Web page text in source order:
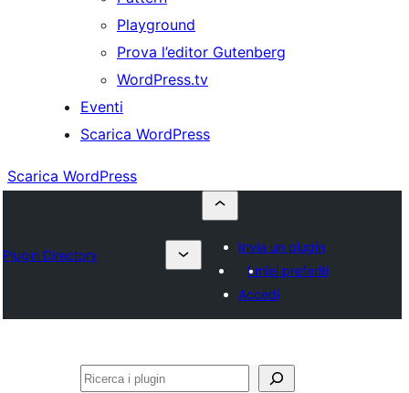
Playground
Prova l’editor Gutenberg
WordPress.tv
Eventi
Scarica WordPress
Scarica WordPress
Plugin Directory
Invia un plugin
I miei preferiti
Accedi
Cerca